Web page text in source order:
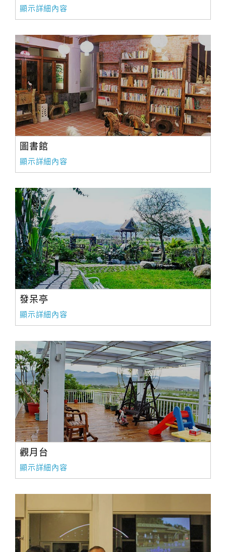
合
作
提
案
飯
店
合
作
商
作
旅
伴
計
劃
商
品
顯示詳細內容
圖書館
顯示詳細內容
發呆亭
顯示詳細內容
觀月台
顯示詳細內容